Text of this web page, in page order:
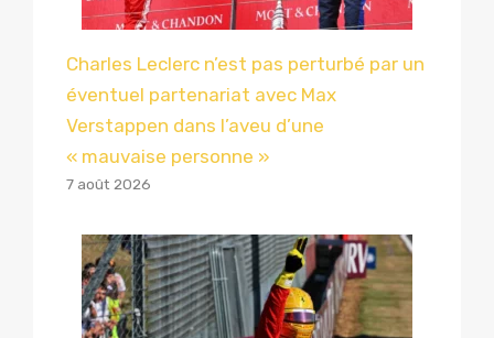
Charles Leclerc n’est pas perturbé par un
éventuel partenariat avec Max
Verstappen dans l’aveu d’une
« mauvaise personne »
7 août 2026